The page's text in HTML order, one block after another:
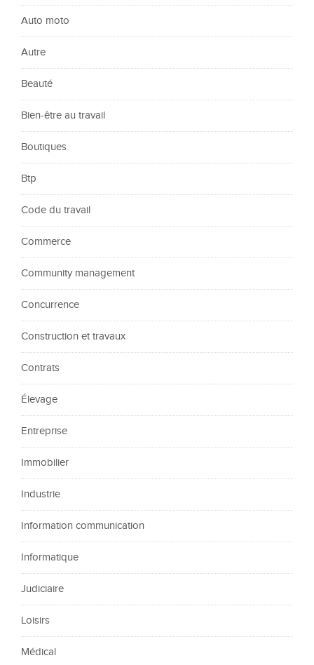
Auto moto
Autre
Beauté
Bien-être au travail
Boutiques
Btp
Code du travail
Commerce
Community management
Concurrence
Construction et travaux
Contrats
Élevage
Entreprise
Immobilier
Industrie
Information communication
Informatique
Judiciaire
Loisirs
Médical